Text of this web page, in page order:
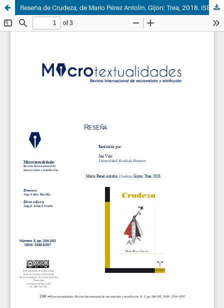
Reseña de Crudeza, de Mario Pérez Antolín. Gijón: Trea, 2018. ISBN: 978-84-17140-83-0